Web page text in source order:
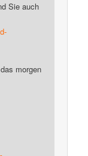
Sie auch
morgen